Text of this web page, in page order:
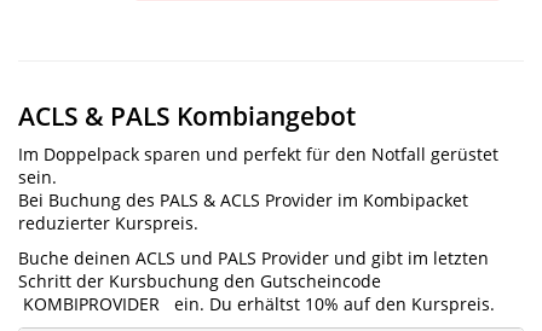
ACLS & PALS Kombiangebot
Im Doppelpack sparen und perfekt für den Notfall gerüstet
sein.
Bei Buchung des PALS & ACLS Provider im Kombipacket
reduzierter Kurspreis.
Buche deinen ACLS und PALS Provider und gibt im letzten
Schritt der Kursbuchung den Gutscheincode
KOMBIPROVIDER ein. Du erhältst 10% auf den Kurspreis.